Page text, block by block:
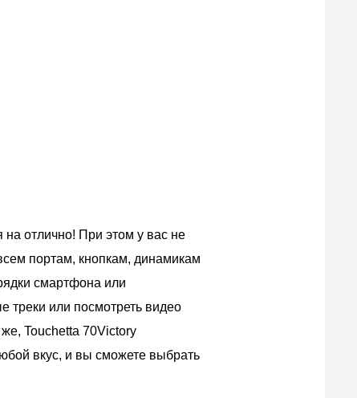
на отлично! При этом у вас не
портам, кнопкам, динамикам
смартфона или
треки или посмотреть видео
Touchetta 70Victory
вкус, и вы сможете выбрать